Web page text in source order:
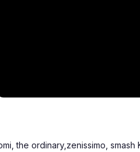
the ordinary,zenissimo, smash